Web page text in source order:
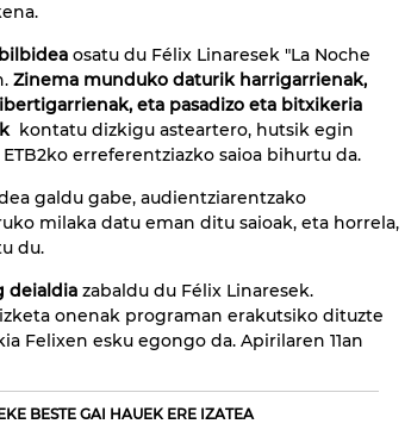
osatu du Félix Linaresek "La Noche
Zinema munduko daturik harrigarrienak,
eta pasadizo eta bitxikeria
kontatu dizkigu asteartero, hutsik egin
ETB2ko erreferentziazko saioa bihurtu da.
galdu gabe, audientziarentzako
milaka datu eman ditu saioak, eta horrela,
du.
deialdia zabaldu du Félix Linaresek.
onenak programan erakutsiko dituzte
Felixen esku egongo da. Apirilaren 11an
BESTE GAI HAUEK ERE IZATEA